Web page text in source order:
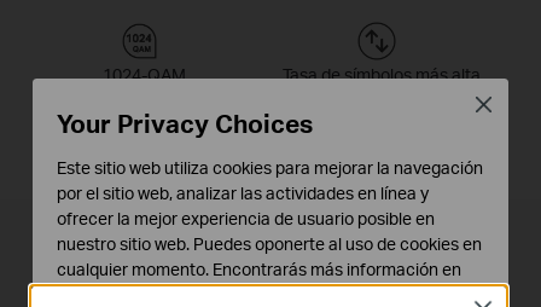
1024-QAM Tasa de símbolos más alta
Lag ultrabajo para Gaming online
Your Privacy Choices
Este sitio web utiliza cookies para mejorar la navegación
por el sitio web, analizar las actividades en línea y
ofrecer la mejor experiencia de usuario posible en
nuestro sitio web. Puedes oponerte al uso de cookies en
cualquier momento. Encontrarás más información en
Close